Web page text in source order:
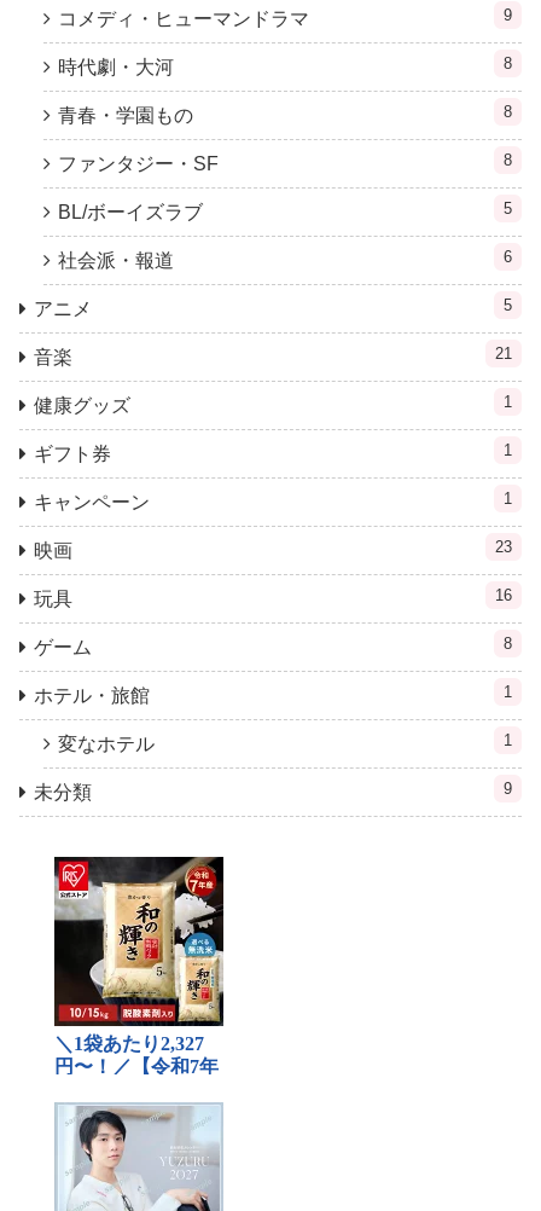
コメディ・ヒューマンドラマ 9
時代劇・大河 8
青春・学園もの 8
ファンタジー・SF 8
BL/ボーイズラブ 5
社会派・報道 6
アニメ 5
音楽 21
健康グッズ 1
ギフト券 1
キャンペーン 1
映画 23
玩具 16
ゲーム 8
ホテル・旅館 1
変なホテル 1
未分類 9